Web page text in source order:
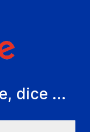
dice ...